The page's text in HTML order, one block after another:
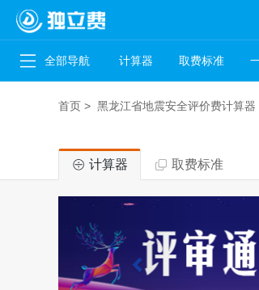
全部导航 计算器 取费标准
首页 > 黑龙江省地震安全评价费计算器
计算器 取费标准